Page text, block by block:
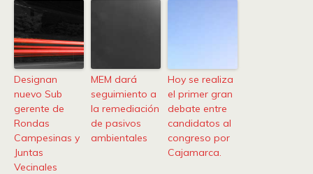
Designan
nuevo Sub
gerente de
Rondas
Campesinas y
Juntas
Vecinales
MEM dará
seguimiento a
la remediación
de pasivos
ambientales
Hoy se realiza
el primer gran
debate entre
candidatos al
congreso por
Cajamarca.